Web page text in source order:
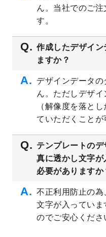
2023/5/9
書類カバ
追加しま
2023/4/20
2023/4/18
セミナー
レートを
2023/4/18
スポーツ
シデザイン
2023/3/16
シール・
公開いた
2023/3/13
封筒（長3
レートを
2023/3/13
クリアフ
追加しま
2023/3/2
パワーポ
ん。当社でのご
す。
作成したデザイン
ますか？
デザインデータ
ん。ただしデザ
（解像度を落と
ていただくことが
テンプレートの
真に透かし文字
必要がありますか
不正利用防止の為
文字が入ってい
のでご安心くださ